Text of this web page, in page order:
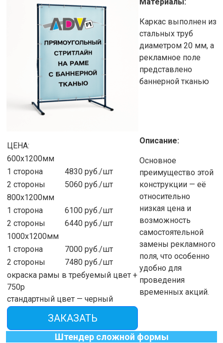
ЦЕНА:
600х1200мм
1 сторона
4830 руб./шт
2 стороны
5060 руб./шт
800х1200мм
1 сторона
6100 руб./шт
2 стороны
6440 руб./шт
1000х1200мм
1 сторона
7000 руб./шт
2 стороны
7480 руб./шт
окраска рамы в требуемый цвет +
750р
стандартный цвет — черный
ЗАКАЗАТЬ
Каркас выполнен из
стальных труб
диаметром 20 мм, а
рекламное поле
представлено
баннерной тканью
Описание:
Основное
преимущество этой
конструкции — её
относительно
низкая цена и
возможность
самостоятельной
замены рекламного
поля, что особенно
удобно для
проведения
временных акций.
Штендер сложной формы